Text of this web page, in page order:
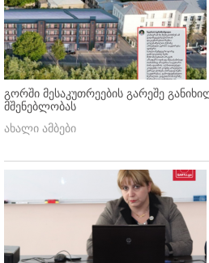
გორში მესაკუთრეების გარეშე
მშენებლობას
ახალი ამბები